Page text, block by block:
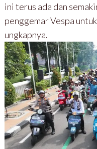
ini terus ada dan
penggemar Vespa
ungkapnya.